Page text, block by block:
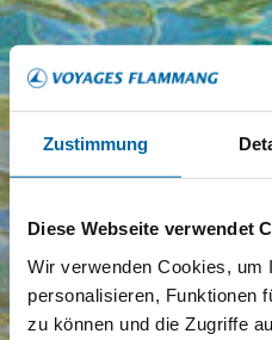
Zustimmung
Diese Webseite verwendet
Wir verwenden Cookies, um
personalisieren, Funktionen
zu können und die Zugriffe